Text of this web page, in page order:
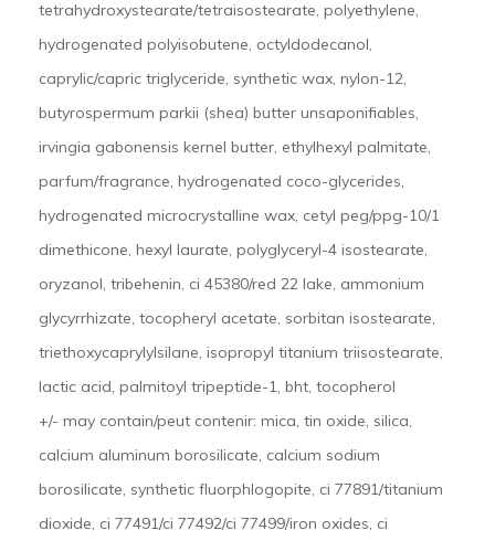
tetrahydroxystearate/tetraisostearate, polyethylene,
hydrogenated polyisobutene, octyldodecanol,
caprylic/capric triglyceride, synthetic wax, nylon-12,
butyrospermum parkii (shea) butter unsaponifiables,
irvingia gabonensis kernel butter, ethylhexyl palmitate,
parfum/fragrance, hydrogenated coco-glycerides,
hydrogenated microcrystalline wax, cetyl peg/ppg-10/1
dimethicone, hexyl laurate, polyglyceryl-4 isostearate,
oryzanol, tribehenin, ci 45380/red 22 lake, ammonium
glycyrrhizate, tocopheryl acetate, sorbitan isostearate,
triethoxycaprylylsilane, isopropyl titanium triisostearate,
lactic acid, palmitoyl tripeptide-1, bht, tocopherol
+/- may contain/peut contenir: mica, tin oxide, silica,
calcium aluminum borosilicate, calcium sodium
borosilicate, synthetic fluorphlogopite, ci 77891/titanium
dioxide, ci 77491/ci 77492/ci 77499/iron oxides, ci